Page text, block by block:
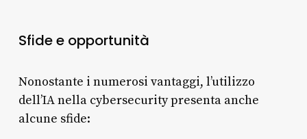
Sfide e opportunità
Nonostante i numerosi vantaggi, l’utilizzo
dell’IA nella cybersecurity presenta anche
alcune sfide: